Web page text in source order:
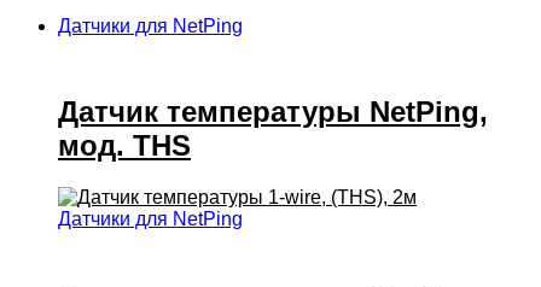
Датчики для NetPing
Датчик температуры NetPing,
мод. THS
Датчики для NetPing